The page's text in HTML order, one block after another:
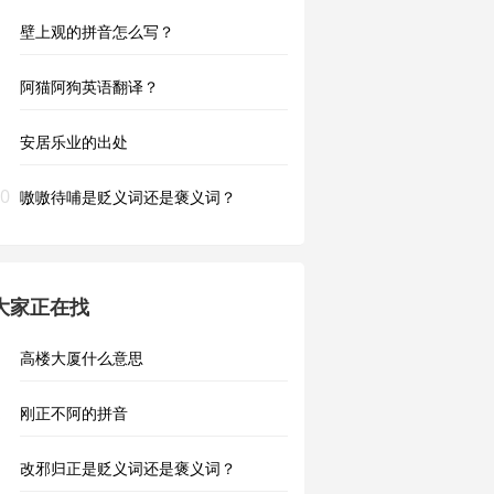
壁上观的拼音怎么写？
阿猫阿狗英语翻译？
安居乐业的出处
嗷嗷待哺是贬义词还是褒义词？
家正在找
高楼大厦什么意思
刚正不阿的拼音
改邪归正是贬义词还是褒义词？